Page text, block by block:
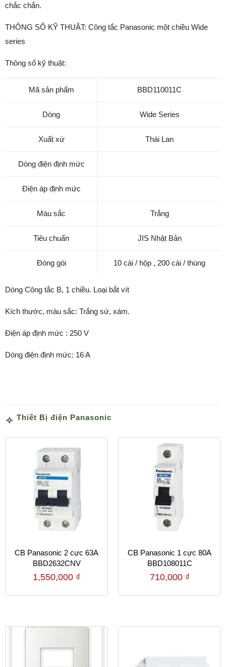
chắc chắn.
THÔNG SỐ KỸ THUẬT: Công tắc Panasonic một chiều Wide
series
Thông số kỹ thuật:
Mã sản phẩm BBD110011C
Dòng Wide Series
Xuất xứ Thái Lan
Dòng điện định mức
Điện áp định mức
Màu sắc Trắng
Tiêu chuẩn JIS Nhật Bản
Đóng gói 10 cái / hộp , 200 cái / thùng
Dòng Công tắc B, 1 chiều. Loại bắt vít
Kích thước, màu sắc: Trắng sứ, xám.
Điện áp định mức : 250 V
Dòng điện định mức: 16 A
Thiết Bị điện Panasonic
CB Panasonic 2 cực 63A
BBD2632CNV
1,550,000 ₫
CB Panasonic 1 cực 80A
BBD108011C
710,000 ₫